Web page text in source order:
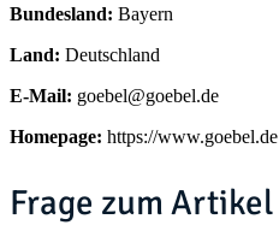
Bundesland: Bayern
Land: Deutschland
E-Mail: goebel@goebel.de
Homepage: https://www.goebel.de
Frage zum Artikel